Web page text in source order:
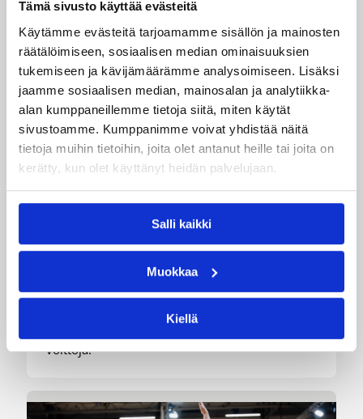
Tämä sivusto käyttää evästeitä
Käytämme evästeitä tarjoamamme sisällön ja mainosten
räätälöimiseen, sosiaalisen median ominaisuuksien
tukemiseen ja kävijämäärämme analysoimiseen. Lisäksi
jaamme sosiaalisen median, mainosalan ja analytiikka-
alan kumppaneillemme tietoja siitä, miten käytät
sivustoamme. Kumppanimme voivat yhdistää näitä
tietoja muihin tietoihin, joita olet antanut heille tai joita on
kerätty, kun olet käyttänyt heidän palvelujaan.
Salli kaikki
Muokkaa
Kiellä
08.08.2026 22:58
Suomea edustavat 3×3-
joukkueet aloittivat Nordic Cup
-urakkansa Kööpenhaminassa
Naisten joukkue nappasi avauspäivänä kaksi
voittoa neljästä ottelustaan, kun taas miesten
joukkue haastoi vastustajiaan tiukoissa
voittoja.